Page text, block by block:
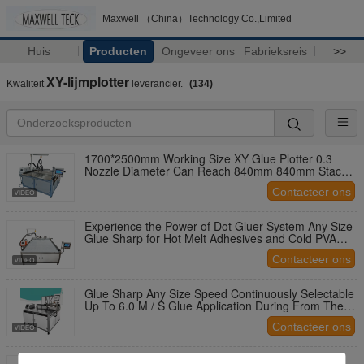
Maxwell （China）Technology Co.,Limited
Huis Producten Ongeveer ons Fabrieksreis >>
Kwaliteit XY-lijmplotter leverancier. (134)
1700*2500mm Working Size XY Glue Plotter 0.3
Nozzle Diameter Can Reach 840mm 840mm Stack
Contacteer ons
Experience the Power of Dot Gluer System Any Size
Glue Sharp for Hot Melt Adhesives and Cold PVA
Contacteer ons
Glue Sharp Any Size Speed Continuously Selectable
Up To 6.0 M / S Glue Application During From The
Contacteer ons